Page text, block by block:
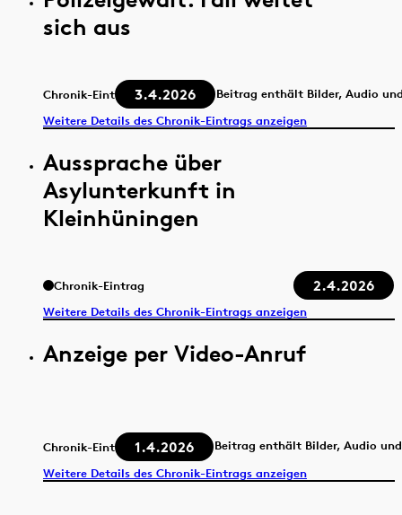
sich aus
Chronik-Eintrag 3.4.2026
Beitrag enthält Bilder, Audio
Weitere Details des Chronik-Eintrags anzeigen
Aussprache über
Asylunterkunft in
Kleinhüningen
Chronik-Eintrag 2.4.2026
Weitere Details des Chronik-Eintrags anzeigen
Anzeige per Video-Anruf
Chronik-Eintrag 1.4.2026
Beitrag enthält Bilder, Audio
Weitere Details des Chronik-Eintrags anzeigen